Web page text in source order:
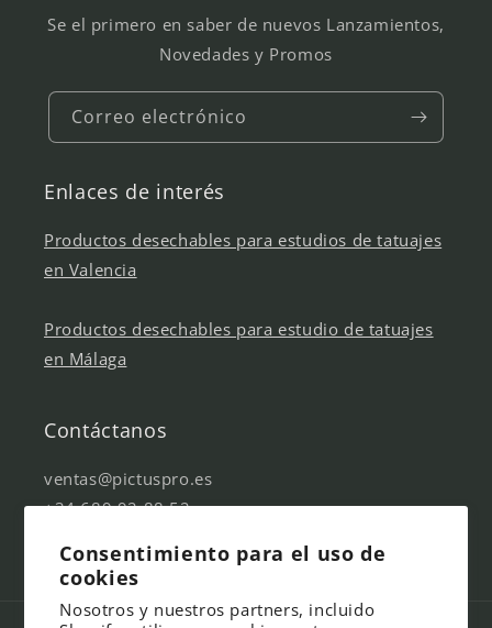
Consentimiento para el uso de
cookies
Nosotros y nuestros partners, incluido
Se el primero en saber de nuevos Lanzamientos,
Novedades y Promos
Correo electrónico
Enlaces de interés
Productos desechables para estudios de tatuajes
en Valencia
Productos desechables para estudio de tatuajes
en Málaga
Contáctanos
ventas@pictuspro.es
+34 689 92 88 52